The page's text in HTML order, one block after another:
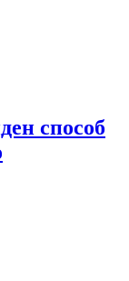
способ